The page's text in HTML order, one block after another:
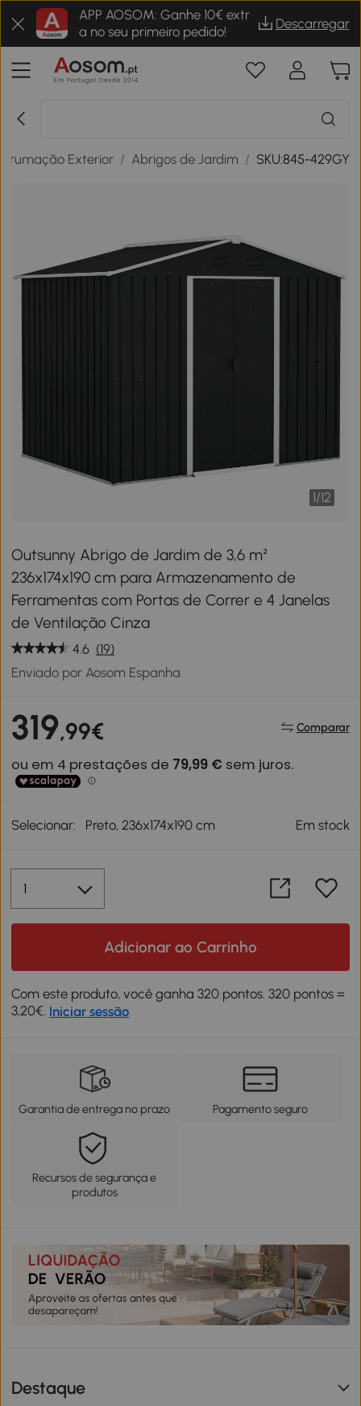
APP AOSOM: Ganhe 10€ extr
a no seu primeiro pedido!
Descarregar
Exterior / Abrigos de Jardim / SKU:845-429GY
1/12
Outsunny Abrigo de Jardim de 3,6 m²
236x174x190 cm para Armazenamento de
Ferramentas com Portas de Correr e 4 Janelas
de Ventilação Cinza
4.6 (19)
Enviado por Aosom Espanha
319,99€ Comparar
Selecionar: Preto, 236x174x190 cm Em stock
Adicionar ao Carrinho
Com este produto, você ganha 320 pontos. 320 pontos =
3,20€. Iniciar sessão
Garantia de entrega no prazo Pagamento seguro
Recursos de segurança e
produtos
Destaque